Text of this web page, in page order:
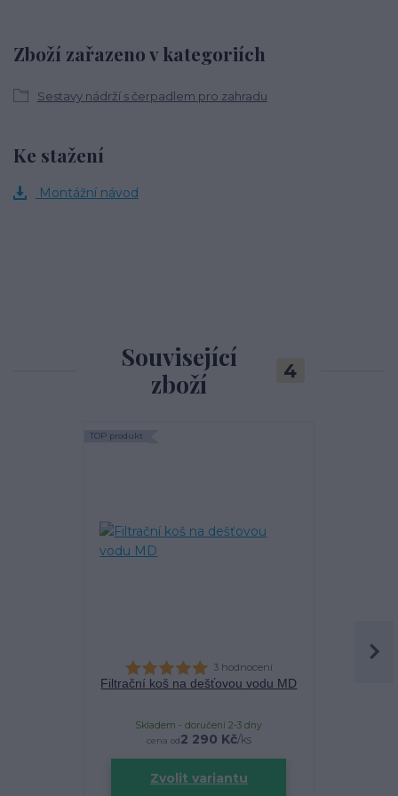
Zboží zařazeno v kategoriích
Sestavy nádrží s čerpadlem pro zahradu
Ke stažení
Montážní návod
Související
zboží
4
TOP produkt
3 hodnocení
Filtrační koš na dešťovou vodu MD
cena od2 290 Kč/ks
Skladem - doručení 2-3 dny
Zvolit variantu